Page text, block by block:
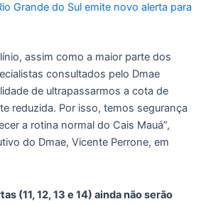
Grande do Sul emite novo alerta para
assim como a maior parte dos
consultados pelo Dmae
de ultrapassarmos a cota de
reduzida. Por isso, temos segurança
a rotina normal do Cais Mauá”,
do Dmae, Vicente Perrone, em
(11, 12, 13 e 14) ainda não serão